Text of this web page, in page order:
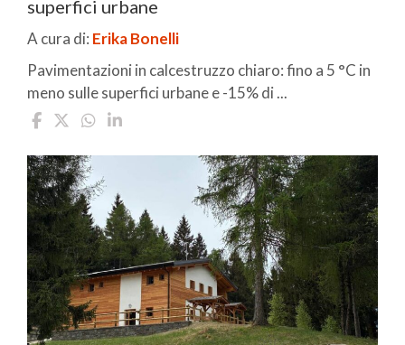
superfici urbane
A cura di: Erika Bonelli
Pavimentazioni in calcestruzzo chiaro: fino a 5 °C in
meno sulle superfici urbane e -15% di ...